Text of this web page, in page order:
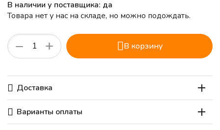
В наличии у поставщика: да
Товара нет у нас на складе, но можно подождать.
+
− В корзину
Доставка
Варианты оплаты